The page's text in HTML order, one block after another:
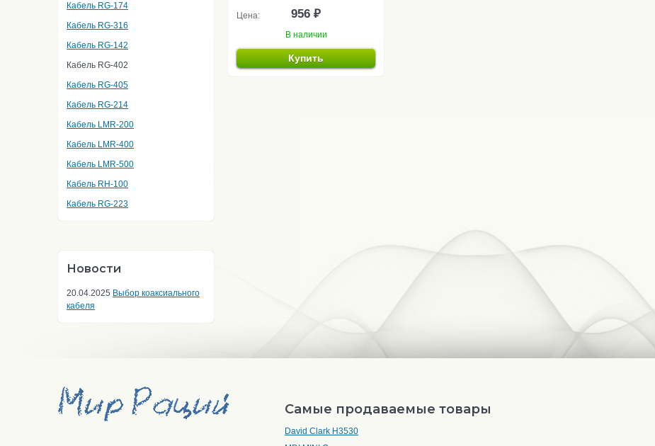
Кабель RG-174
Кабель RG-316
Кабель RG-142
Кабель RG-402
Кабель RG-405
Кабель RG-214
Кабель LMR-200
Кабель LMR-400
Кабель LMR-500
Кабель RH-100
Кабель RG-223
Новости
20.04.2025 Выбор коаксиального
кабеля
Цена: 956 ₽
В наличии
Купить
Самые продаваемые товары
David Clark H3530